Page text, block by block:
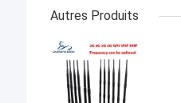
Autres Produits